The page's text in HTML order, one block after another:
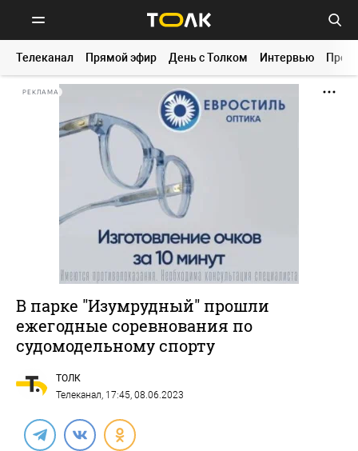
Телеканал Прямой эфир День с Толком Интервью
РЕКЛАМА
В парке "Изумрудный" прошли
ежегодные соревнования по
судомодельному спорту
ТОЛК
Телеканал, 17:45, 08.06.2023